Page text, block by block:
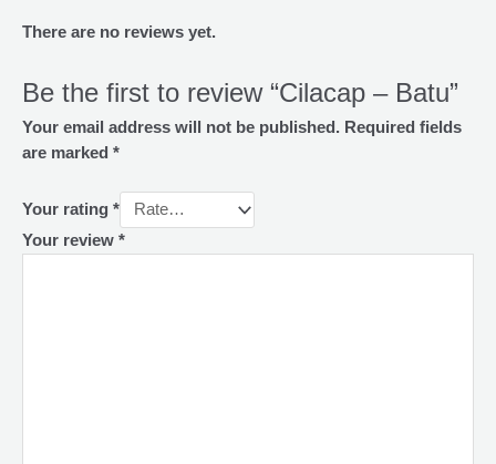
There are no reviews yet.
Be the first to review “Cilacap – Batu”
Your email address will not be published. Required fields
are marked *
Your rating *
Your review *